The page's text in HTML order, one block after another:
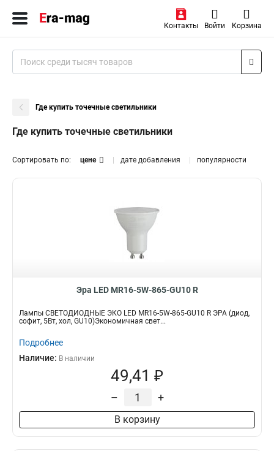
Контакты Войти Корзина
Где купить точечные светильники
Где купить точечные светильники
Сортировать по: цене дате добавления популярности
Эра LED MR16-5W-865-GU10 R
Лампы СВЕТОДИОДНЫЕ ЭКО LED MR16-5W-865-GU10 R ЭРА (диод,
софит, 5Вт, хол, GU10)Экономичная свет...
Подробнее
Наличие: В наличии
49,41 ₽
– +
В корзину